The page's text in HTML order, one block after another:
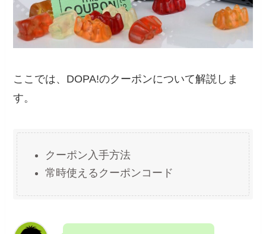
ここでは、DOPA!のクーポンについて解説しま
す。
クーポン入手方法
常時使えるクーポンコード